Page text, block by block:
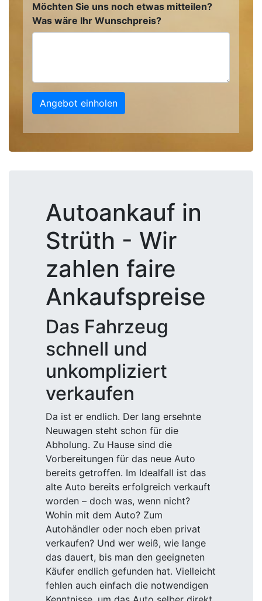
Möchten Sie uns noch etwas mitteilen?
Was wäre Ihr Wunschpreis?
Angebot einholen
Autoankauf in
Strüth - Wir
zahlen faire
Ankaufspreise
Das Fahrzeug
schnell und
unkompliziert
verkaufen
Da ist er endlich. Der lang ersehnte
Neuwagen steht schon für die
Abholung. Zu Hause sind die
Vorbereitungen für das neue Auto
bereits getroffen. Im Idealfall ist das
alte Auto bereits erfolgreich verkauft
worden – doch was, wenn nicht?
Wohin mit dem Auto? Zum
Autohändler oder noch eben privat
verkaufen? Und wer weiß, wie lange
das dauert, bis man den geeigneten
Käufer endlich gefunden hat. Vielleicht
fehlen auch einfach die notwendigen